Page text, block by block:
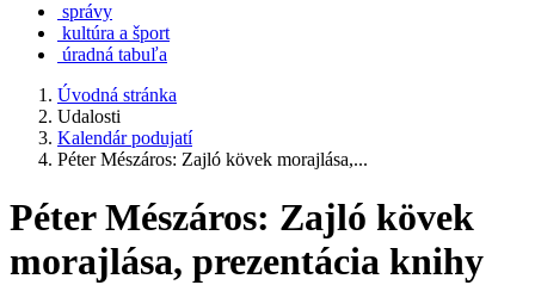
správy
kultúra a šport
úradná tabuľa
Úvodná stránka
Udalosti
Kalendár podujatí
Péter Mészáros: Zajló kövek morajlása,...
Péter Mészáros: Zajló kövek
morajlása, prezentácia knihy